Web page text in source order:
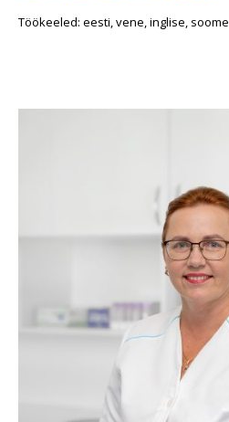
Töökeeled: eesti, vene, inglise, soome